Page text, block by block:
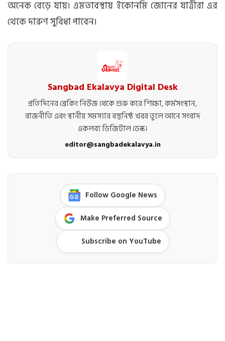
অনেক বেড়ে যায়। এমতাবস্থায় ইকোনমি জোনের যাত্রীরা এর
থেকে দারুণ সুবিধা পাবেন।
Sangbad Ekalavya Digital Desk
প্রতিদিনের ব্রেকিং নিউজ থেকে শুরু করে শিক্ষা, কর্মসংস্থান,
রাজনীতি এবং স্থানীয় সমস্যার বস্তুনিষ্ঠ খবর তুলে আনে সংবাদ
একলব্য ডিজিটাল ডেস্ক।
editor@sangbadekalavya.in
Follow Google News
Make Preferred Source
Subscribe on YouTube